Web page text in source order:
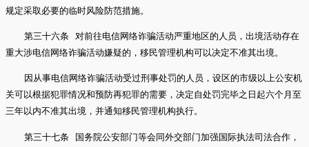
规定采取必要的临时风险防范措施。
第三十六条 对前往电信网络诈骗活动严重地区的人员，出境活动存在
重大涉电信网络诈骗活动嫌疑的，移民管理机构可以决定不准其出境。
因从事电信网络诈骗活动受过刑事处罚的人员，设区的市级以上公安机
关可以根据犯罪情况和预防再犯罪的需要，决定自处罚完毕之日起六个月至
三年以内不准其出境，并通知移民管理机构执行。
第三十七条 国务院公安部门等会同外交部门加强国际执法司法合作，